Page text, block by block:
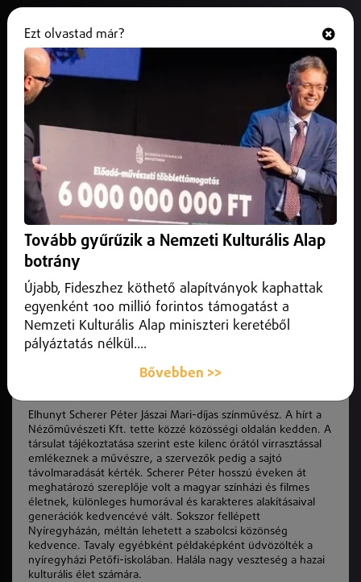
Gyászol a magyar színházi élet
2026. május 19.Belföld
Kedden elhunyt Scherer Péter Jászai Mari-díjas színművész.
Elhunyt Scherer Péter Jászai Mari-díjas színművész. A hírt a
Nézőművészeti Kft. tette közzé közösségi oldalán kedden. A
társulat tájékoztatása szerint este kilenc órától virrasztással
emlékeznek a művészre, a szervezők pedig a sajtó
távolmaradását kérték. Scherer Péter hosszú éveken át
meghatározó szereplője volt a magyar színházi és filmes
életnek, különleges humorával és karakteres alakításaival
generációk kedvencévé vált. Sokszor fellépett
Nyíregyházán, méltán lehetett a szabolcsi közönség
kedvence.
Tavaly egyébként példaképként üdvözölték a
nyíregyházi Petőfi-iskolában. Halála nagy veszteség a hazai
kulturális élet számára.
Ezt olvastad már?
Tovább gyűrűzik a Nemzeti Kulturális Alap
botrány
Újabb, Fideszhez köthető alapítványok kaphattak
egyenként 100 millió forintos támogatást a
Nemzeti Kulturális Alap miniszteri keretéből
pályáztatás nélkül....
Bővebben >>